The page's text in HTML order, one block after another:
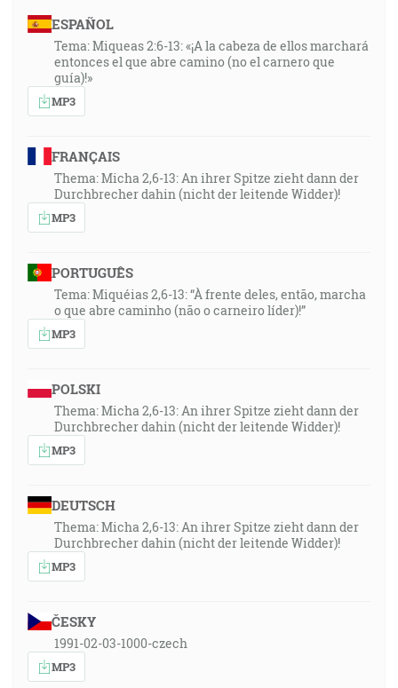
ESPAÑOL
Tema: Miqueas 2:6-13: «¡A la cabeza de ellos marchará
entonces el que abre camino (no el carnero que
guía)!»
MP3
FRANÇAIS
Thema: Micha 2,6-13: An ihrer Spitze zieht dann der
Durchbrecher dahin (nicht der leitende Widder)!
MP3
PORTUGUÊS
Tema: Miquéias 2,6-13: “À frente deles, então, marcha
o que abre caminho (não o carneiro líder)!”
MP3
POLSKI
Thema: Micha 2,6-13: An ihrer Spitze zieht dann der
Durchbrecher dahin (nicht der leitende Widder)!
MP3
DEUTSCH
Thema: Micha 2,6-13: An ihrer Spitze zieht dann der
Durchbrecher dahin (nicht der leitende Widder)!
MP3
ČESKY
1991-02-03-1000-czech
MP3